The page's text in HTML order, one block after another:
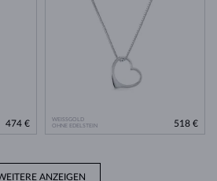
474 €
WEISSGOLD
OHNE EDELSTEIN
518 €
ANZEIGEN